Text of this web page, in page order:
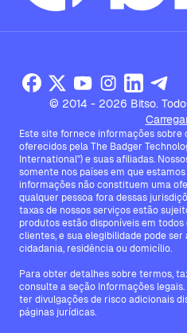
© 2014 - 2026 Bitso.
Este site fornece informações sobre
oferecidos pela The Badger
International") e suas afiliadas.
somente nos países em que
informações não constituem uma
qualquer pessoa fora dessas
taxas de nossos serviços estão
produtos estão disponíveis em
clientes, e sua elegibilidade pode
cidadania, residência ou domicílio.
Para obter detalhes sobre termos,
consulte a seção Informações
ter divulgações de risco adicionais
páginas jurídicas.